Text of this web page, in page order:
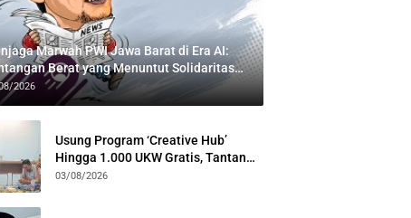
Marwah PWI Jawa Barat di Era AI:
Berat yang Menuntut Solidaritas
Generasi
2026
Usung Program ‘Creative Hub’
Hingga 1.000 UKW Gratis, Tantan
Sulthon Paparkan Visi PWI Jabar di
03/08/2026